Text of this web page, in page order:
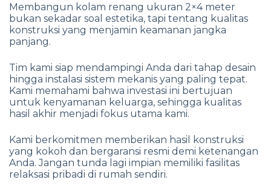
Membangun kolam renang ukuran 2×4 meter
bukan sekadar soal estetika, tapi tentang kualitas
konstruksi yang menjamin keamanan jangka
panjang.
Tim kami siap mendampingi Anda dari tahap desain
hingga instalasi sistem mekanis yang paling tepat.
Kami memahami bahwa investasi ini bertujuan
untuk kenyamanan keluarga, sehingga kualitas
hasil akhir menjadi fokus utama kami.
Kami berkomitmen memberikan hasil konstruksi
yang kokoh dan bergaransi resmi demi ketenangan
Anda. Jangan tunda lagi impian memiliki fasilitas
relaksasi pribadi di rumah sendiri.